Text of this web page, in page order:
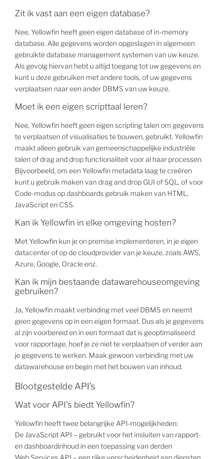
Zit ik vast aan een eigen database?
Nee, Yellowfin heeft geen eigen database of in-memory
database. Alle gegevens worden opgeslagen in algemeen
gebruikte database management systemen van uw keuze.
Als gevolg hiervan hebt u altijd toegang tot uw gegevens en
kunt u deze gebruiken met andere tools, of uw gegevens
verplaatsen naar een ander DBMS van uw keuze.
Moet ik een eigen scripttaal leren?
Nee, Yellowfin heeft geen eigen scripting talen om gegevens
te verplaatsen of visualisaties te bouwen, gebruikt. Yellowfin
maakt alleen gebruik van gemeenschappelijke industriële
talen of drag and drop functionaliteit voor al haar processen.
Bijvoorbeeld, om een Yellowfin metadata laag te creëren
kunt u gebruik maken van drag and drop GUI of SQL, of voor
Code-modus op dashboards gebruik maken van HTML,
JavaScript en CSS.
Kan ik Yellowfin in elke omgeving hosten?
Met Yellowfin kun je on premise implementeren, in je eigen
datacenter of op de cloudprovider van je keuze, zoals AWS,
Azure, Google, Oracle enz.
Kan ik mijn bestaande datawarehouseomgeving
gebruiken?
Ja, Yellowfin maakt verbinding met veel DBMS en neemt
geen gegevens op in een eigen formaat. Dus als je gegevens
al zijn voorbereid en in een formaat dat is geoptimaliseerd
voor rapportage, hoef je ze niet te verplaatsen of verder aan
je gegevens te werken. Maak gewoon verbinding met uw
datawarehouse en begin met het bouwen van inhoud.
Blootgestelde API's
Wat voor API’s biedt Yellowfin?
Yellowfin heeft twee belangrijke API-mogelijkheden:
De JavaScript API – gebruikt voor het insluiten van rapport-
en dashboardinhoud in een toepassing van derden
Web Services API – een rijke verscheidenheid aan diensten